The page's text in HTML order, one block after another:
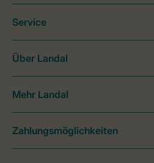
Service
Über Landal
Mehr Landal
Zahlungsmöglichkeiten